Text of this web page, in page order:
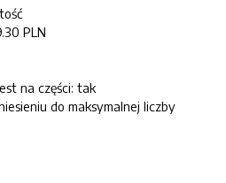
PLN
na części: tak
do maksymalnej liczby